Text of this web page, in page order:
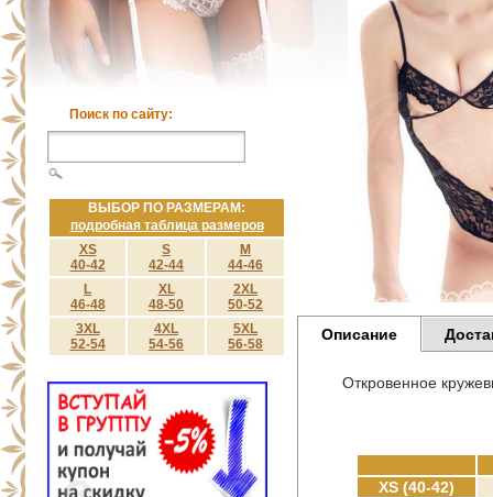
Поиск по сайту:
ВЫБОР ПО РАЗМЕРАМ:
подробная таблица размеров
XS
40-42
S
42-44
M
44-46
L
46-48
XL
48-50
2XL
50-52
3XL
52-54
4XL
54-56
5XL
56-58
Описание
Откровенное
XS (40-42)